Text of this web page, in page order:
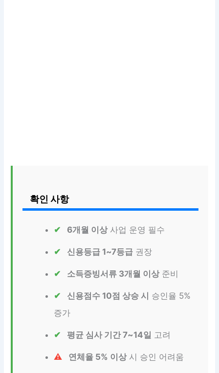
확인 사항
6개월 이상사업 운영 필수
신용등급 1~7등급 권장
소득증빙서류 3개월 이상준비
신용점수 10점 상승 시 승인율 5%
증가
평균 심사 기간 7~14일 고려
연체율 5% 이상시 승인 어려움